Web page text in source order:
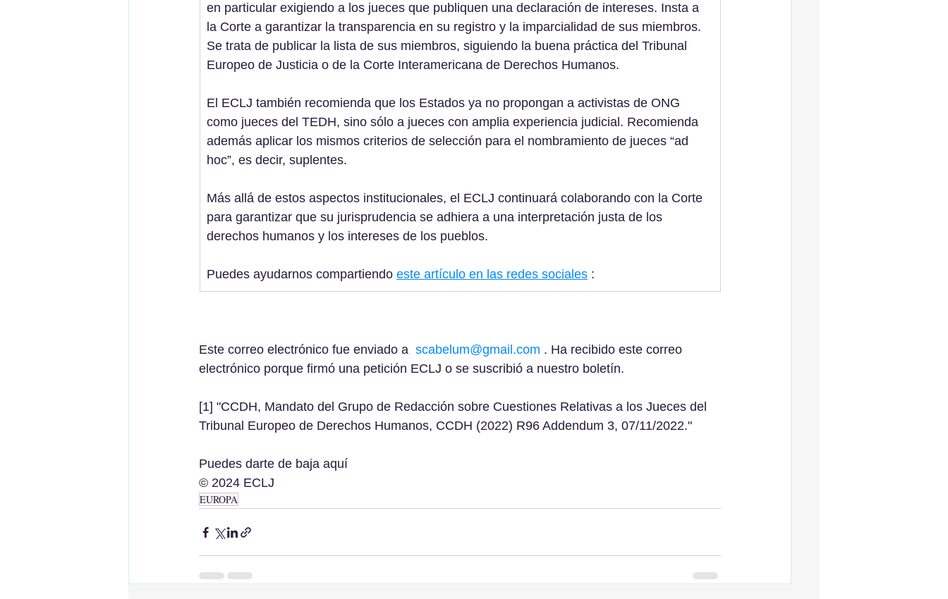
en particular exigiendo a los jueces que publiquen una declaración de intereses. Insta a
la Corte a garantizar la transparencia en su registro y la imparcialidad de sus miembros.
Se trata de publicar la lista de sus miembros, siguiendo la buena práctica del Tribunal
Europeo de Justicia o de la Corte Interamericana de Derechos Humanos.
El ECLJ también recomienda que los Estados ya no propongan a activistas de ONG
como jueces del TEDH, sino sólo a jueces con amplia experiencia judicial. Recomienda
además aplicar los mismos criterios de selección para el nombramiento de jueces “ad
hoc”, es decir, suplentes.
Más allá de estos aspectos institucionales, el ECLJ continuará colaborando con la Corte
para garantizar que su jurisprudencia se adhiera a una interpretación justa de los
derechos humanos y los intereses de los pueblos.
Puedes ayudarnos compartiendo este artículo en las redes sociales :
Este correo electrónico fue enviado a scabelum@gmail.com . Ha recibido este correo
electrónico porque firmó una petición ECLJ o se suscribió a nuestro boletín.
[1] "CCDH, Mandato del Grupo de Redacción sobre Cuestiones Relativas a los Jueces del
Tribunal Europeo de Derechos Humanos, CCDH (2022) R96 Addendum 3, 07/11/2022."
Puedes darte de baja aquí
© 2024 ECLJ
EUROPA